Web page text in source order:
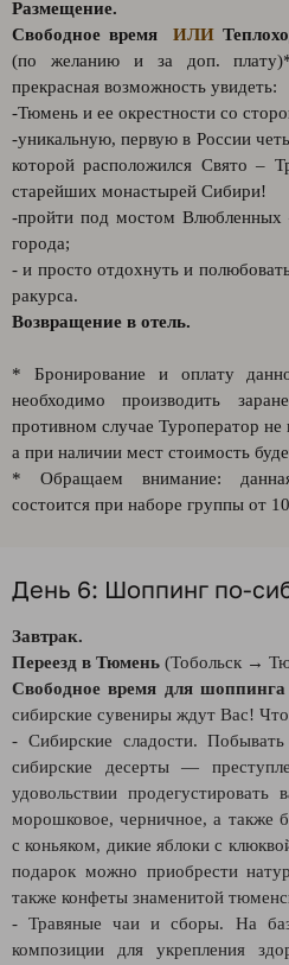
Размещение.
Свободное времяИЛИ
(по желанию и за доп.
прекрасная возможность увидеть:
-Тюмень и ее окрестности со
-уникальную, первую в России
которой расположился Свято –
старейших монастырей Сибири!
-пройти под мостом Влюбленных
города;
- и просто отдохнуть и
ракурса.
Возвращение в отель.
* Бронирование и оплату
необходимо производить
противном случае Туроператор не
а при наличии мест стоимость
* Обращаем внимание: данная
состоится при наборе группы от
День 6: Шоппинг по-
Завтрак.
Переезд в Тюмень (Тобольск →
Свободное время для
сибирские сувениры ждут Вас!
- Сибирские сладости.
сибирские десерты —
удовольствии
морошковое, черничное, а также
с коньяком, дикие яблоки с
подарок можно приобрести
также конфеты знаменитой
- Травяные чаи и сборы. На
композиции для укрепления